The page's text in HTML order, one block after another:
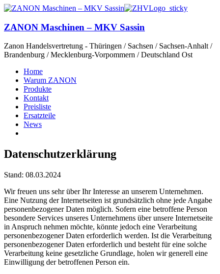
ZANON Maschinen – MKV Sassin
Zanon Handelsvertretung - Thüringen / Sachsen / Sachsen-Anhalt /
Brandenburg / Mecklenburg-Vorpommern / Deutschland Ost
Home
Warum ZANON
Produkte
Kontakt
Preisliste
Ersatzteile
News
Datenschutzerklärung
Stand: 08.03.2024
Wir freuen uns sehr über Ihr Interesse an unserem Unternehmen.
Eine Nutzung der Internetseiten ist grundsätzlich ohne jede Angabe
personenbezogener Daten möglich. Sofern eine betroffene Person
besondere Services unseres Unternehmens über unsere Internetseite
in Anspruch nehmen möchte, könnte jedoch eine Verarbeitung
personenbezogener Daten erforderlich werden. Ist die Verarbeitung
personenbezogener Daten erforderlich und besteht für eine solche
Verarbeitung keine gesetzliche Grundlage, holen wir generell eine
Einwilligung der betroffenen Person ein.